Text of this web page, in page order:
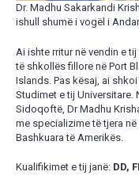
Dr. Madhu Sakarkandi
ishull shumë i vogël i
Ai ishte rritur në vendin e
të shkollës fillore në Port
Islands. Pas kësaj, ai
Studimet e tij Universitare.
Sidoqoftë, Dr Madhu
me specializime të tjera
Bashkuara të Amerikës.
Kualifikimet e tij janë: DD,